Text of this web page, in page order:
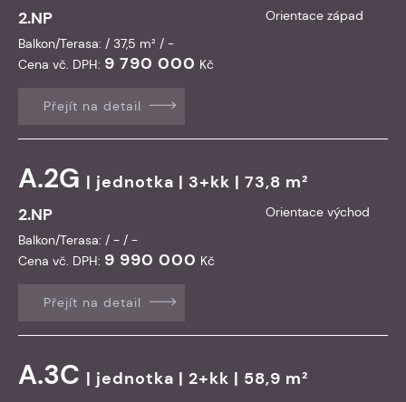
2.NP
Orientace západ
Balkon/Terasa: / 37,5 m² / -
Cena vč. DPH: 9 790 000 Kč
Přejít na detail
A.2G | jednotka | 3+kk | 73,8 m²
2.NP
Orientace východ
Balkon/Terasa: / - / -
Cena vč. DPH: 9 990 000 Kč
Přejít na detail
A.3C | jednotka | 2+kk | 58,9 m²